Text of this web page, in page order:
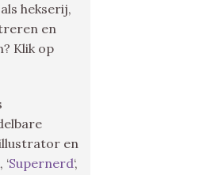
hekserij,
en
Klik op
en
Supernerd‘,